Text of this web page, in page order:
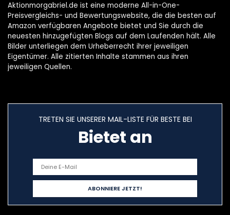
Aktionmorgabriel.de ist eine moderne All-in-One-
Preisvergleichs- und Bewertungswebsite, die die besten auf
Amazon verfügbaren Angebote bietet und Sie durch die
neuesten hinzugefügten Blogs auf dem Laufenden hält. Alle
Bilder unterliegen dem Urheberrecht ihrer jeweiligen
Eigentümer. Alle zitierten Inhalte stammen aus ihren
jeweiligen Quellen.
TRETEN SIE UNSERER MAIL-LISTE FÜR BESTE BEI
Bietet an